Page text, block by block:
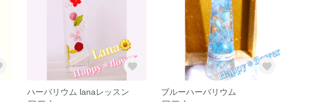
ハーバリウム lanaレッスン ブルーハーバリウム